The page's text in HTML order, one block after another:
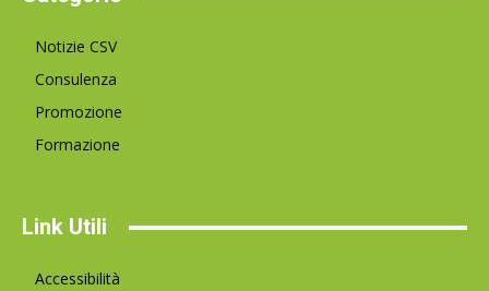
Notizie CSV
Consulenza
Promozione
Formazione
Link Utili
Accessibilità